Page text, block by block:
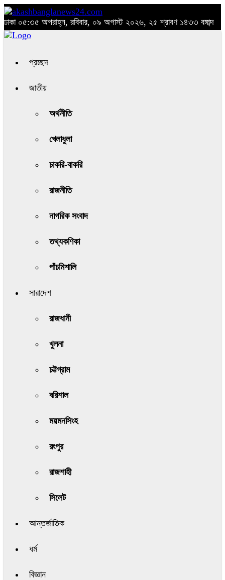
ঢাকা ০৫:৩৫ অপরাহ্ন, রবিবার, ০৯ অগাস্ট ২০২৬, ২৫ শ্রাবণ ১৪৩৩ বঙ্গাব্দ
প্রচ্ছদ
জাতীয়
অর্থনীতি
খেলাধুলা
চাকরি-বাকরি
রাজনীতি
নাগরিক সংবাদ
তথ্যকণিকা
পাঁচমিশালি
সারাদেশ
রাজধানী
খুলনা
চট্টগ্রাম
বরিশাল
ময়মনসিংহ
রংপুর
রাজশাহী
সিলেট
আন্তর্জাতিক
ধর্ম
বিজ্ঞান